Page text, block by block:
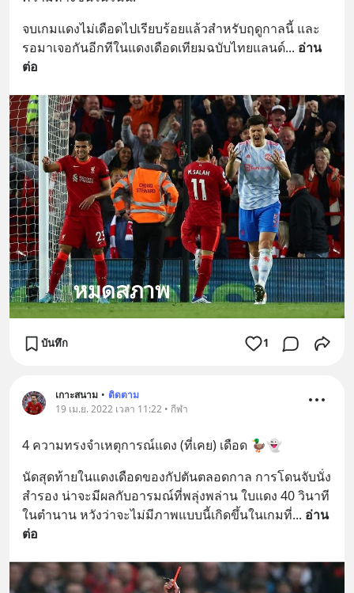
จบเกมแดงไม่เดือดไปเรียบร้อยแล้วสำหรับฤดูกาลนี้ และ
รอมาเจอกันอีกทีในแดงเดือดเทียมฉบับไทยแลนด์... อ่าน
ต่อ
บันทึก 1
เกาะสนาม • ติดตาม
19 เม.ย. 2022 เวลา 11:22 • กีฬา
4 ความทรงจำเหตุการณ์แดง (ที่เคย) เดือด 🦆👻
นัดสุดท้ายในแดงเดือดของกัปตันตลอดกาล การโดนจับนั่ง
สำรอง น่าจะมีผลกับอารมณ์ที่พลุ่งพล่าน ใบแดง 40 วินาที
ในตำนาน หวังว่าจะไม่มีภาพแบบนี้เกิดขึ้นในเกมที่... อ่าน
ต่อ